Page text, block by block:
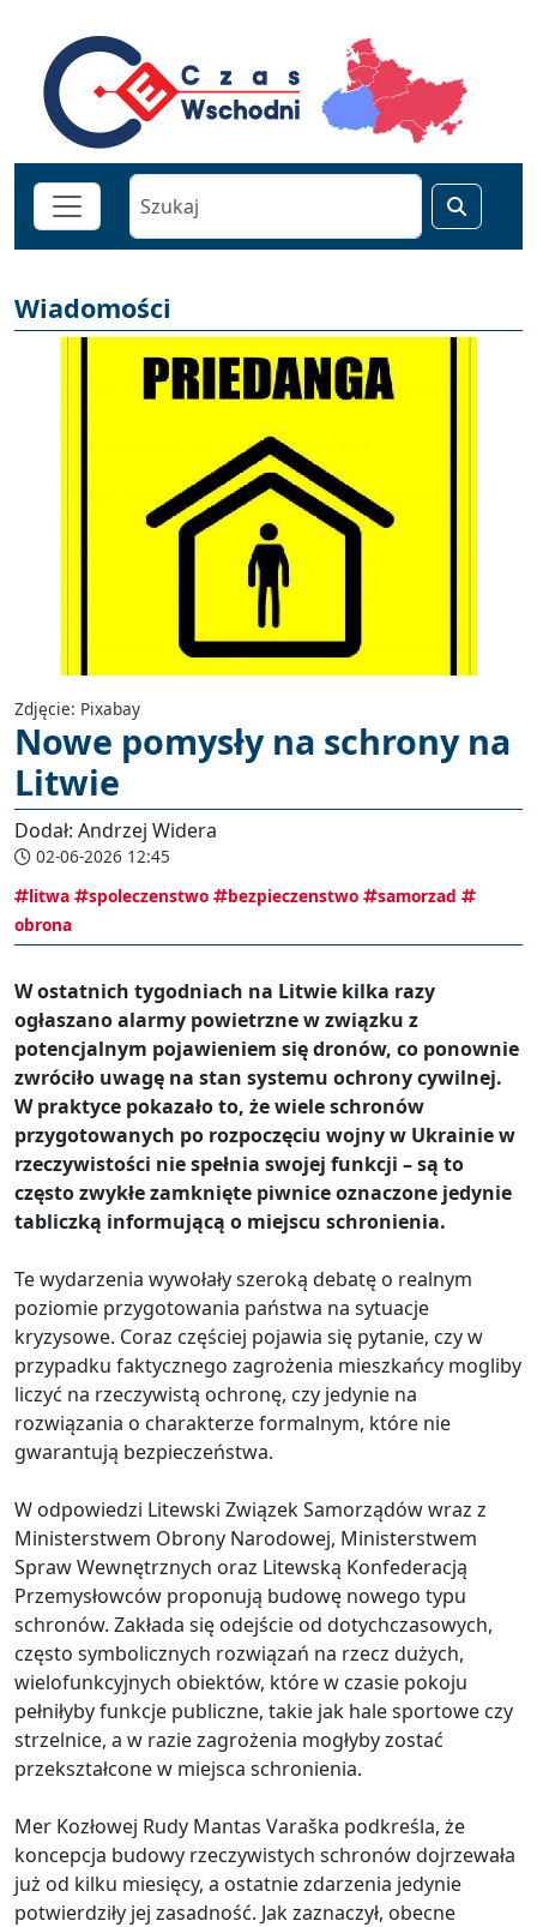
Wiadomości
Zdjęcie: Pixabay
Nowe pomysły na schrony na
Litwie
Dodał: Andrzej Widera
02-06-2026 12:45
litwa
spoleczenstwo bezpieczenstwo
samorzad
obrona
W ostatnich tygodniach na Litwie kilka razy
ogłaszano alarmy powietrzne w związku z
potencjalnym pojawieniem się dronów, co ponownie
zwróciło uwagę na stan systemu ochrony cywilnej.
W praktyce pokazało to, że wiele schronów
przygotowanych po rozpoczęciu wojny w Ukrainie w
rzeczywistości nie spełnia swojej funkcji – są to
często zwykłe zamknięte piwnice oznaczone jedynie
tabliczką informującą o miejscu schronienia.
Te wydarzenia wywołały szeroką debatę o realnym
poziomie przygotowania państwa na sytuacje
kryzysowe. Coraz częściej pojawia się pytanie, czy w
przypadku faktycznego zagrożenia mieszkańcy mogliby
liczyć na rzeczywistą ochronę, czy jedynie na
rozwiązania o charakterze formalnym, które nie
gwarantują bezpieczeństwa.
W odpowiedzi Litewski Związek Samorządów wraz z
Ministerstwem Obrony Narodowej, Ministerstwem
Spraw Wewnętrznych oraz Litewską Konfederacją
Przemysłowców proponują budowę nowego typu
schronów. Zakłada się odejście od dotychczasowych,
często symbolicznych rozwiązań na rzecz dużych,
wielofunkcyjnych obiektów, które w czasie pokoju
pełniłyby funkcje publiczne, takie jak hale sportowe czy
strzelnice, a w razie zagrożenia mogłyby zostać
przekształcone w miejsca schronienia.
Mer Kozłowej Rudy Mantas Varaška podkreśla, że
koncepcja budowy rzeczywistych schronów dojrzewała
już od kilku miesięcy, a ostatnie zdarzenia jedynie
potwierdziły jej zasadność. Jak zaznaczył, obecne